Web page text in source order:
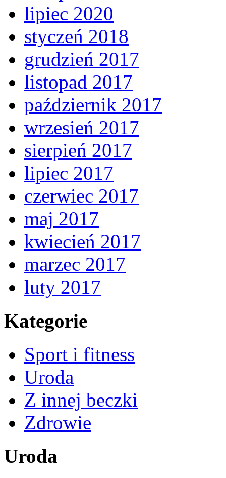
lipiec 2020
styczeń 2018
grudzień 2017
listopad 2017
październik 2017
wrzesień 2017
sierpień 2017
lipiec 2017
czerwiec 2017
maj 2017
kwiecień 2017
marzec 2017
luty 2017
Kategorie
Sport i fitness
Uroda
Z innej beczki
Zdrowie
Uroda